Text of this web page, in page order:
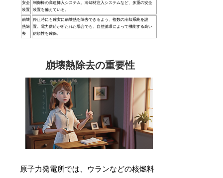
安全
装置
制御棒の高速挿入システム、冷却材注入システムなど、多重の安全
装置を備えている。
崩壊
熱除
去
停止時にも確実に崩壊熱を除去できるよう、複数の冷却系統を設
置。電力供給が断たれた場合でも、自然循環によって機能する高い
信頼性を確保。
崩壊熱除去の重要性
原子力発電所では、ウランなどの核燃料